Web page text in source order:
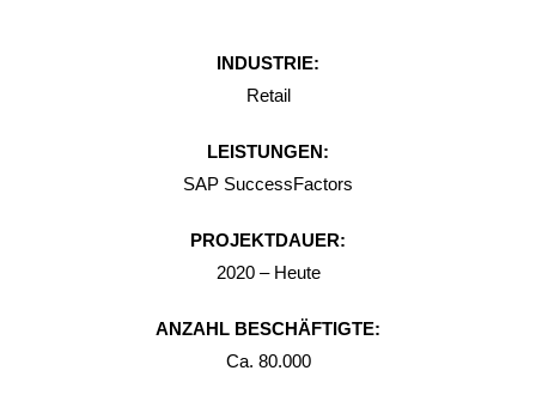
​INDUSTRIE:
Retail
​LEISTUNGEN:
SAP SuccessFactors
​PROJEKTDAUER:
​2020 – Heute
​ANZAHL BESCHÄFTIGTE:
Ca. 80.000